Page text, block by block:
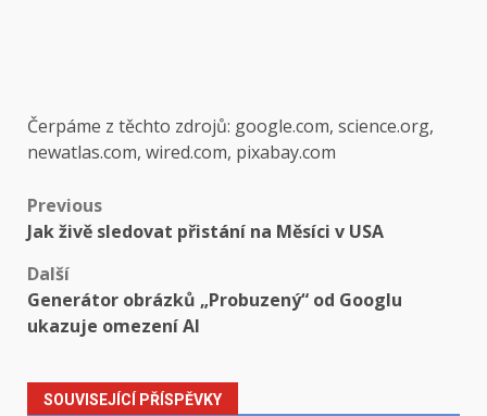
Čerpáme z těchto zdrojů: google.com, science.org,
newatlas.com, wired.com, pixabay.com
Post
navigation
Previous
Jak živě sledovat přistání na Měsíci v USA
Další
Generátor obrázků „Probuzený“ od Googlu
ukazuje omezení AI
SOUVISEJÍCÍ PŘÍSPĚVKY